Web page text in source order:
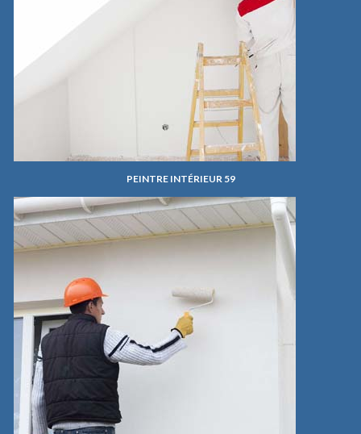
PEINTRE INTÉRIEUR 59